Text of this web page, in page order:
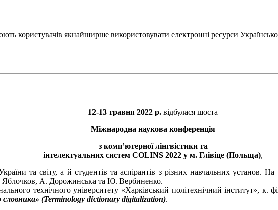
користувачів якнайширше використовувати електронні ресурси
12-13 травня 2022 р. відбулася шоста
Міжнародна наукова конференція
з комп’ютерної лінгвістики та
інтелектуальних систем COLINS 2022 у м. Глівіце (Польща),
та світу, а й студентів та аспірантів з різних навчальних
Яблочков, А. Дорожинська та Ю. Вербиненко.
технічного університету «Харківський політехнічний
словника» (Terminology dictionary digitalization).